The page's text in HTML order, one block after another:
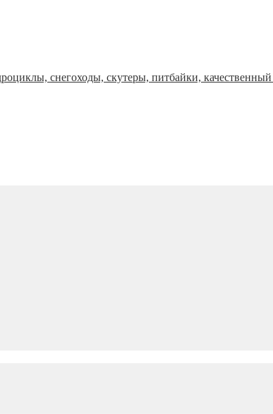
снегоходы, скутеры, питбайки,